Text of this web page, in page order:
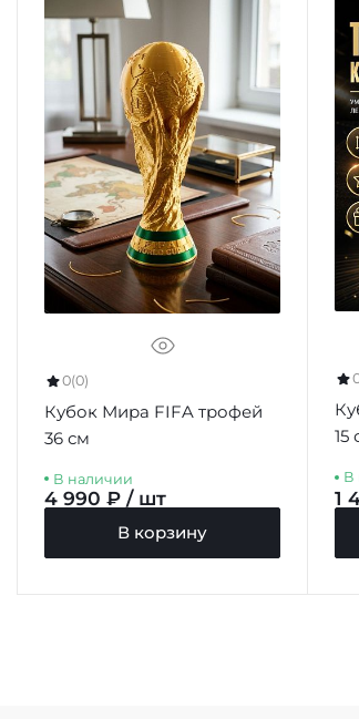
0(0)
Кубок Мира FIFA трофей
36 см
В наличии
4 990 ₽ / шт
В корзину
15
В
1